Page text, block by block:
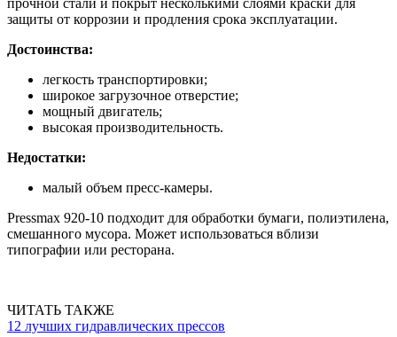
защиты от коррозии и продления срока эксплуатации.
Достоинства:
легкость транспортировки;
широкое загрузочное отверстие;
мощный двигатель;
высокая производительность.
Недостатки:
малый объем пресс-камеры.
Pressmax 920-10 подходит для обработки бумаги, полиэтилена,
смешанного мусора. Может использоваться вблизи
типографии или ресторана.
ЧИТАТЬ ТАКЖЕ
12 лучших гидравлических прессов